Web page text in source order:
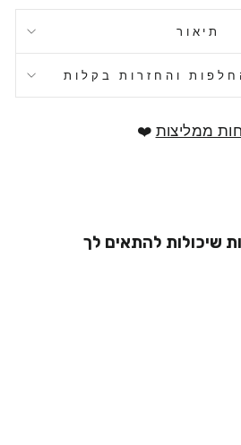
תיאור
והחזרות בקלות
ממליצות ❤️
שיכולות להתאים לך